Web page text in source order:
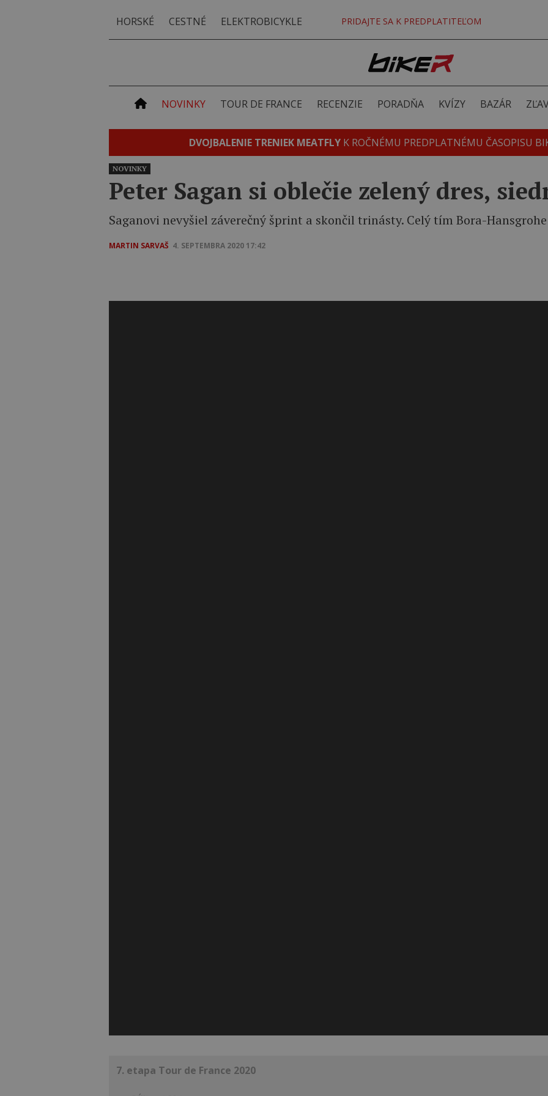
HORSKÉ CESTNÉ ELEKTROBICYKLE PRIDAJTE SA K PREDPLATITEĽOM
NOVINKY TOUR DE FRANCE RECENZIE PORADŇA KVÍZY BAZÁR
DVOJBALENIE TRENIEK MEATFLY K ROČNÉMU PREDPLATNÉMU ČASOPISU
NOVINKY
Peter Sagan si oblečie zelený dres,
Saganovi nevyšiel záverečný šprint a skončil trinásty. Celý tím Bora-
MARTIN SARVAŠ 4. SEPTEMBRA 2020 17:42
7. etapa Tour de France 2020